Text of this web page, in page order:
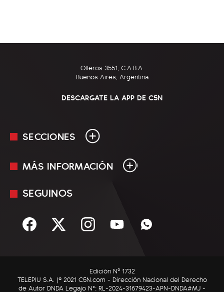
Olleros 3551, C.A.B.A.
Buenos Aires, Argentina
DESCARGATE LA APP DE C5N
SECCIONES
En Vivo
Sociedad
C5N Autos
MÁS INFORMACIÓN
Mediakit
Términos y condiciones
SEGUINOS
Edición Nº 1732
TELEPIU S.A. |© 2021 C5N.com - Dirección Nacional del Derecho
de Autor DNDA Legajo N°: RL-2024-31679423-APN-DNDA#MJ -